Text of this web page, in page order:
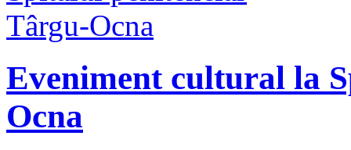
Eveniment cultural la
Ocna